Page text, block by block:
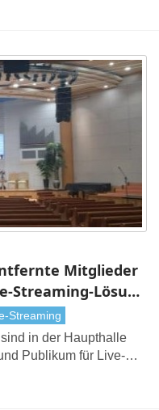
Mitglieder
Streaming-Lösung
Streaming
in der Haupthalle
Publikum für Live-